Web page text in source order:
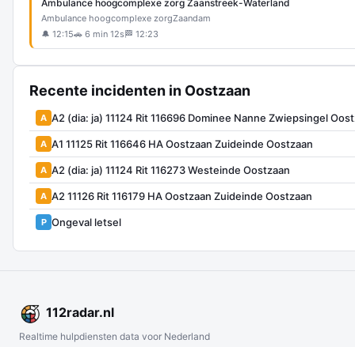
Ambulance hoogcomplexe zorg Zaanstreek-Waterland
Ambulance hoogcomplexe zorgZaandam
🔔 12:15🚗 6 min 12s 🏁 12:23
Recente incidenten in Oostzaan
A A2 (dia: ja) 11124 Rit 116696 Dominee Nanne Zwiepsingel
A A1 11125 Rit 116646 HA Oostzaan Zuideinde Oostzaan
A A2 (dia: ja) 11124 Rit 116273 Westeinde Oostzaan
A A2 11126 Rit 116179 HA Oostzaan Zuideinde Oostzaan
P Ongeval letsel
112radar.nl
Realtime hulpdiensten data voor Nederland